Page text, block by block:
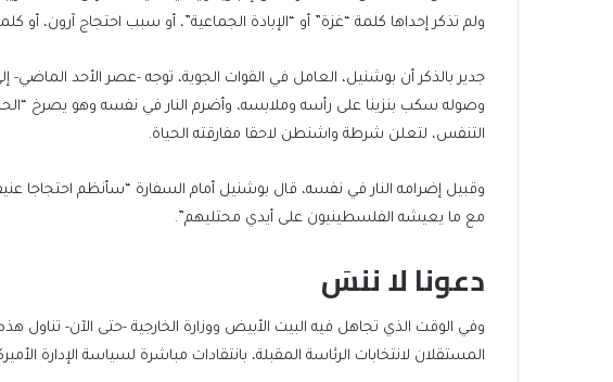
ولم تذكر إحداها كلمة “غزة” أو “الإبادة الجماعية”، أو سبب احتجاج آرون، أو
جدير بالذكر أن بوشنيل، العامل في القوات الجوية، توجه -عصر الأحد الماضي-
وصوله سكب بنزينا على رأسه وملابسه، وأضرم النار في نفسه وهو يصرخ
التنفس، لتعلن شرطة واشنطن لاحقا مفارقته الحياة.
وقبيل إضرامه النار في نفسه، قال بوشنيل أمام السفارة “سأنظم احتجاجا
مع ما يعيشه الفلسطينيون على أيدي محتليهم”.
دعونا لا ننسَ
وفي الوقت الذي تجاهل فيه البيت الأبيض ووزارة الخارجية -حتى الآن- تناول
المستقلان لانتخابات الرئاسة المقبلة، بانتقادات مباشرة لسياسة الإدارة